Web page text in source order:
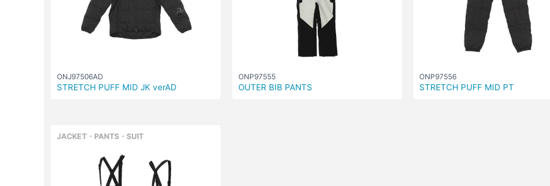
ONJ97506AD
STRETCH PUFF MID JK verAD
ONP97555
OUTER BIB PANTS
ONP97556
STRETCH PUFF MID PT
JACKET・PANTS・SUIT